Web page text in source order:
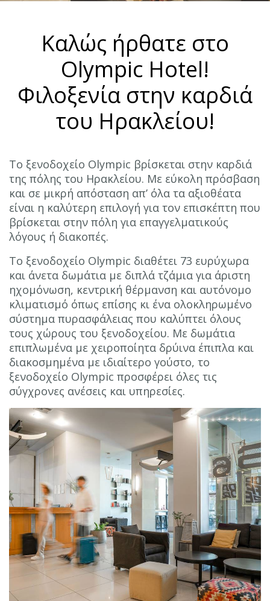
Καλώς ήρθατε στο
Olympic Hotel!
Φιλοξενία στην καρδιά
του Ηρακλείου!
Το ξενοδοχείο Olympic βρίσκεται στην καρδιά
της πόλης του Ηρακλείου. Με εύκολη πρόσβαση
και σε μικρή απόσταση απ’ όλα τα αξιοθέατα
είναι η καλύτερη επιλογή για τον επισκέπτη που
βρίσκεται στην πόλη για επαγγελματικούς
λόγους ή διακοπές.
Το ξενοδοχείο Olympic διαθέτει 73 ευρύχωρα
και άνετα δωμάτια με διπλά τζάμια για άριστη
ηχομόνωση, κεντρική θέρμανση και αυτόνομο
κλιματισμό όπως επίσης κι ένα ολοκληρωμένο
σύστημα πυρασφάλειας που καλύπτει όλους
τους χώρους του ξενοδοχείου. Με δωμάτια
επιπλωμένα με χειροποίητα δρύινα έπιπλα και
διακοσμημένα με ιδιαίτερο γούστο, το
ξενοδοχείο Olympic προσφέρει όλες τις
σύγχρονες ανέσεις και υπηρεσίες.